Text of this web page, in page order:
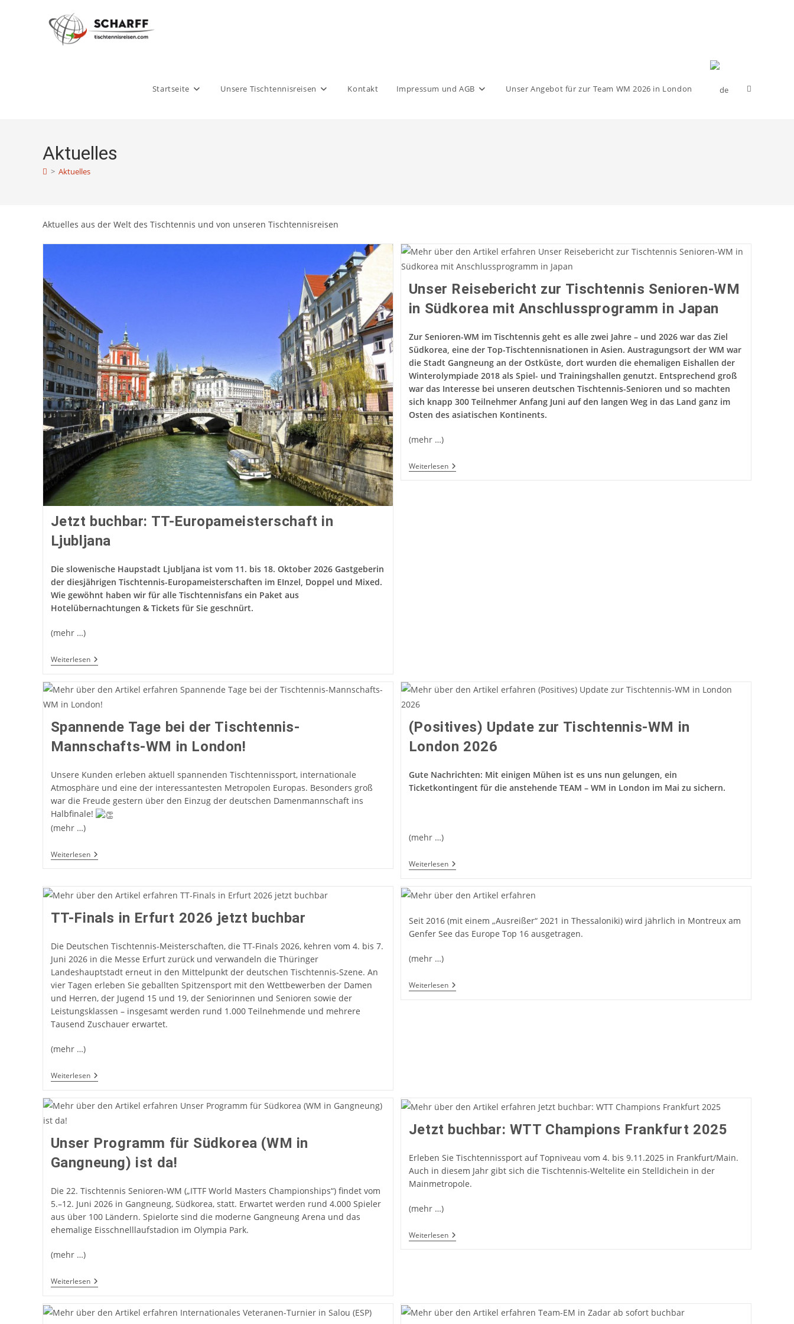
Startseite Unsere Tischtennisreisen Kontakt Impressum und AGB Unser Angebot für zur Team WM 2026 in London Website-
Aktuelles
> Aktuelles
Aktuelles aus der Welt des Tischtennis und von unseren Tischtennisreisen
Jetzt buchbar: TT-Europameisterschaft in
Ljubljana
Die slowenische Haupstadt Ljubljana ist vom 11. bis 18. Oktober 2026 Gastgeberin
der diesjährigen Tischtennis-Europameisterschaften im EInzel, Doppel und Mixed.
Wie gewöhnt haben wir für alle Tischtennisfans ein Paket aus
Hotelübernachtungen & Tickets für Sie geschnürt.
(mehr …)
WeiterlesenJetzt
Buchbar:
Europameisterschaft
Ljubljana
Unser Reisebericht zur Tischtennis Senioren-WM
in Südkorea mit Anschlussprogramm in Japan
Zur Senioren-WM im Tischtennis geht es alle zwei Jahre – und 2026 war das Ziel
Südkorea, eine der Top-Tischtennisnationen in Asien. Austragungsort der WM war
die Stadt Gangneung an der Ostküste, dort wurden die ehemaligen Eishallen der
Winterolympiade 2018 als Spiel- und Trainingshallen genutzt. Entsprechend groß
war das Interesse bei unseren deutschen Tischtennis-Senioren und so machten
sich knapp 300 Teilnehmer Anfang Juni auf den langen Weg in das Land ganz im
Osten des asiatischen Kontinents.
(mehr …)
WeiterlesenUnser
Reisebericht
Spannende Tage bei der Tischtennis-
Mannschafts-WM in London!
Unsere Kunden erleben aktuell spannenden Tischtennissport, internationale
Atmosphäre und eine der interessantesten Metropolen Europas. Besonders groß
war die Freude gestern über den Einzug der deutschen Damenmannschaft ins
Halbfinale!
(mehr …)
WeiterlesenSpannende
Tage
Tischtennis-
Mannschafts-
WM
In
(Positives) Update zur Tischtennis-WM in
London 2026
Gute Nachrichten: Mit einigen Mühen ist es uns nun gelungen, ein
Ticketkontingent für die anstehende TEAM – WM in London im Mai zu sichern.
(mehr …)
Weiterlesen(Positives)
Update
Tischtennis-
WM
London
2026
TT-Finals in Erfurt 2026 jetzt buchbar
Die Deutschen Tischtennis-Meisterschaften, die TT-Finals 2026, kehren vom 4. bis 7.
Juni 2026 in die Messe Erfurt zurück und verwandeln die Thüringer
Landeshauptstadt erneut in den Mittelpunkt der deutschen Tischtennis-Szene. An
vier Tagen erleben Sie geballten Spitzensport mit den Wettbewerben der Damen
und Herren, der Jugend 15 und 19, der Seniorinnen und Senioren sowie der
Leistungsklassen – insgesamt werden rund 1.000 Teilnehmende und mehrere
Tausend Zuschauer erwartet.
(mehr …)
WeiterlesenTT-
Finals
Erfurt
Seit 2016 (mit einem „Ausreißer“ 2021 in Thessaloniki) wird jährlich in Montreux am
Genfer See das Europe Top 16 ausgetragen.
(mehr …)
Weiterlesen
Unser Programm für Südkorea (WM in
Gangneung) ist da!
Die 22. Tischtennis Senioren-WM („ITTF World Masters Championships“) findet vom
5.–12. Juni 2026 in Gangneung, Südkorea, statt. Erwartet werden rund 4.000 Spieler
aus über 100 Ländern. Spielorte sind die moderne Gangneung Arena und das
ehemalige Eisschnelllaufstadion im Olympia Park.
(mehr …)
WeiterlesenUnser
Programm
Südkorea
(WM
Jetzt buchbar: WTT Champions Frankfurt 2025
Erleben Sie Tischtennissport auf Topniveau vom 4. bis 9.11.2025 in Frankfurt/Main.
Auch in diesem Jahr gibt sich die Tischtennis-Weltelite ein Stelldichein in der
Mainmetropole.
(mehr …)
WeiterlesenJetzt
Buchbar: